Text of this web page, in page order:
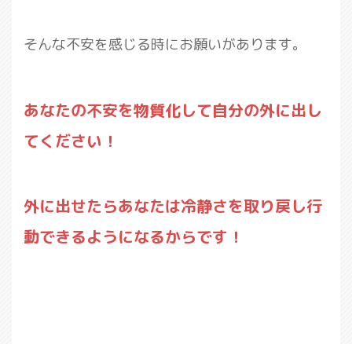
そんな不安を感じる時にお願いがあります。
あなたの不安を物質化して自分の外に出し
てください！
外に出せたらあなたは冷静さを取り戻し行
動できるようになるからです！